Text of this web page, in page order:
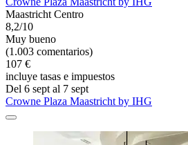
Maastricht Centro
8,2/10
Muy bueno
(1.003 comentarios)
107 €
incluye tasas e impuestos
Del 6 sept al 7 sept
Crowne Plaza Maastricht by IHG